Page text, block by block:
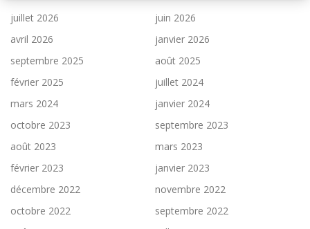
juillet 2026
juin 2026
avril 2026
janvier 2026
septembre 2025
août 2025
février 2025
juillet 2024
mars 2024
janvier 2024
octobre 2023
septembre 2023
août 2023
mars 2023
février 2023
janvier 2023
décembre 2022
novembre 2022
octobre 2022
septembre 2022